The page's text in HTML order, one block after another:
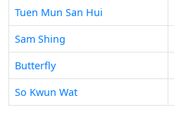
Tuen Mun San Hui
Sam Shing
Butterfly
So Kwun Wat